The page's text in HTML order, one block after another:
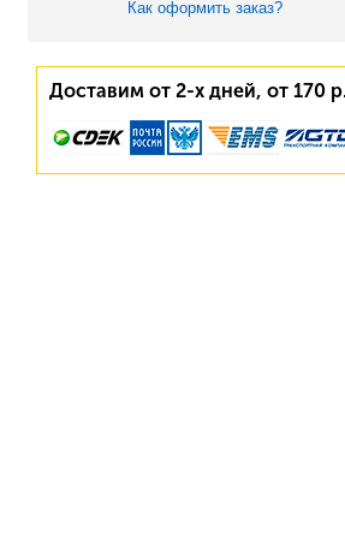
Как оформить заказ?
Доставим от 2-х дней, от 170